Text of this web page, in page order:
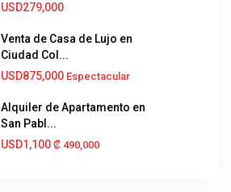
USD279,000
Venta de Casa de Lujo en
Ciudad Col...
USD875,000 Espectacular
Alquiler de Apartamento en
San Pabl...
USD1,100 ₡‎ 490,000